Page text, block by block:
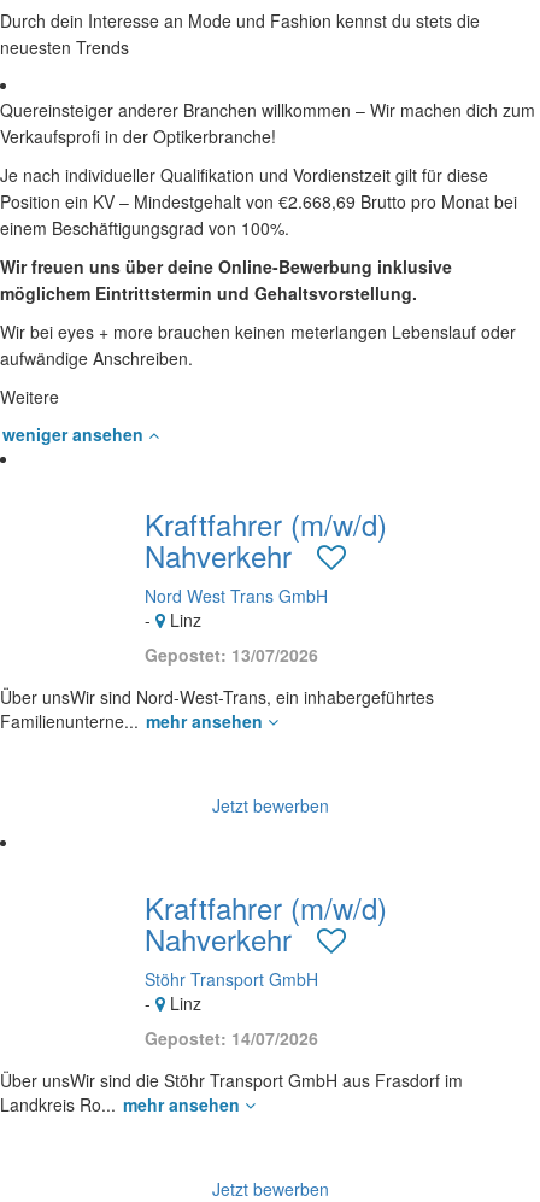
Durch dein Interesse an Mode und Fashion kennst du stets die
neuesten Trends
Quereinsteiger anderer Branchen willkommen – Wir machen dich zum
Verkaufsprofi in der Optikerbranche!
Je nach individueller Qualifikation und Vordienstzeit gilt für diese
Position ein KV – Mindestgehalt von €2.668,69 Brutto pro Monat bei
einem Beschäftigungsgrad von 100%.
Wir freuen uns über deine Online-Bewerbung inklusive
möglichem Eintrittstermin und Gehaltsvorstellung.
Wir bei eyes + more brauchen keinen meterlangen Lebenslauf oder
aufwändige Anschreiben.
Weitere
weniger ansehen
Kraftfahrer (m/w/d)
Nahverkehr
Nord West Trans GmbH
-
Linz
Gepostet: 13/07/2026
Jetzt bewerben
Über unsWir sind Nord-West-Trans, ein inhabergeführtes
Familienunterne... mehr ansehen
Kraftfahrer (m/w/d)
Nahverkehr
Stöhr Transport GmbH
-
Linz
Gepostet: 14/07/2026
Jetzt bewerben
Über unsWir sind die Stöhr Transport GmbH aus Frasdorf im
Landkreis Ro... mehr ansehen